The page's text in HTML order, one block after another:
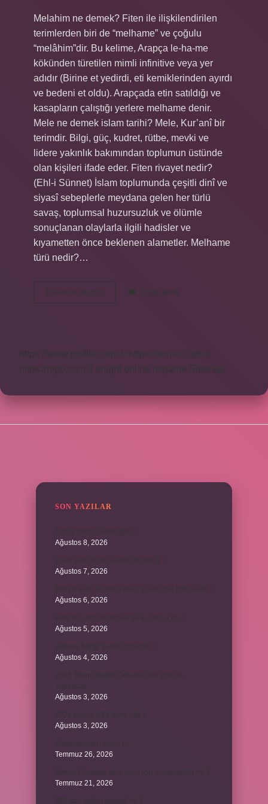
Melahim ne demek? Fiten ile ilişkilendirilen
terimlerden biri de “melhame” ve çoğulu
“melâhim”dir. Bu kelime, Arapça le-ha-me
kökünden türetilen mimli infinitive veya yer
adıdır (Birine et yedirdi, eti kemiklerinden ayırdı
ve bedeni et oldu). Arapçada etin satıldığı ve
kasapların çalıştığı yerlere melhame denir.
Mele ne demek islam tarihi? Mele, Kur’anî bir
terimdir. Bilgi, güç, kudret, rütbe, mevki ve
lidere yakınlık bakımından toplumun üstünde
olan kişileri ifade eder. Fiten rivayet nedir?
(Ehl-i Sünnet) İslam toplumunda çeşitli dinî ve
siyasî sebeplerle meydana gelen her türlü
savaş, toplumsal huzursuzluk ve ölümle
sonuçlanan olaylarla ilgili hadisler ve
kıyametten önce beklenen alametler. Melhame
türü nedir?…
Devamını okuyun
Melahim
Ne
Yorum Bırak
https://www.profikir.com.tr
https://sonics.com.tr
https://pigo.com.tr
knight online nttgame Sitemap
SON YAZILAR
Ağustos 8, 2026
Ağustos 7, 2026
Ağustos 6, 2026
Ağustos 5, 2026
Ağustos 4, 2026
Ağustos 3, 2026
Ağustos 3, 2026
Temmuz 26, 2026
Temmuz 21, 2026